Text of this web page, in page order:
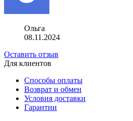
Ольга
08.11.2024
Оставить отзыв
Для клиентов
Способы оплаты
Возврат и обмен
Условия доставки
Гарантии